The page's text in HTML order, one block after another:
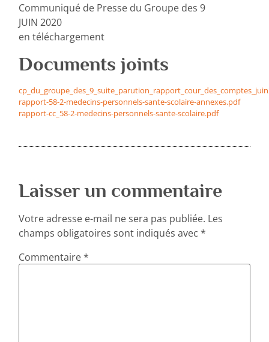
Communiqué de Presse du Groupe des 9
JUIN 2020
en téléchargement
Documents joints
rapport-58-2-medecins-personnels-sante-scolaire-annexes.pdf
rapport-cc_58-2-medecins-personnels-sante-scolaire.pdf
Laisser un commentaire
Votre adresse e-mail ne sera pas publiée. Les
champs obligatoires sont indiqués avec*
Commentaire*